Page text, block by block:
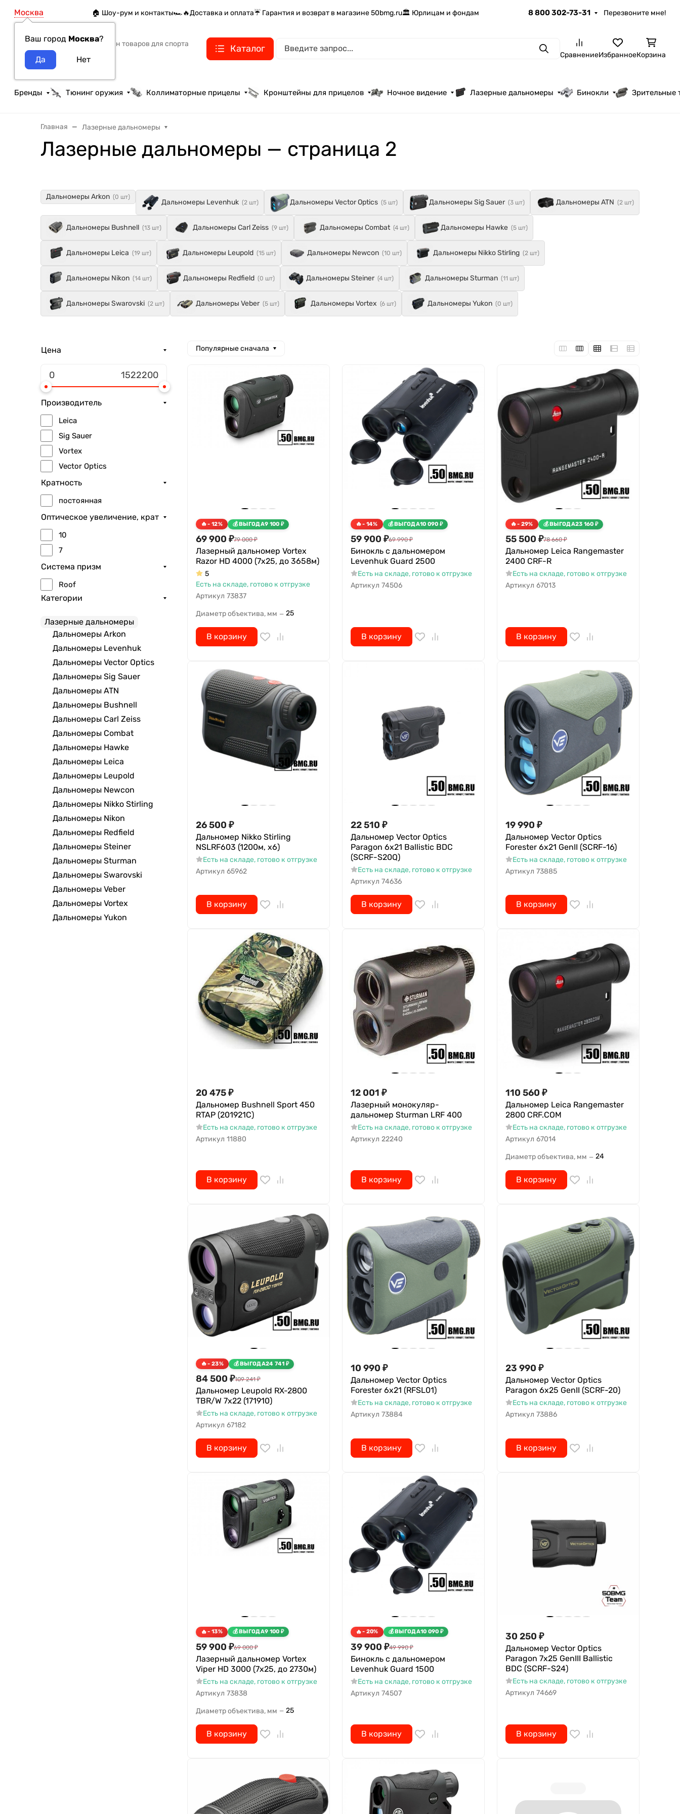
Москва
Ваш город Москва?
🏠 Шоу-рум и контакты🏎️🔥Доставка и оплата☔ Гарантия и возврат в магазине 50bmg.ru🏛️ Юрлицам и фондам 8 800 302-73-31 Перезвоните мне!
Интернет-магазин товаров для спорта
тактики и охоты
Каталог ПоискСравнениеИзбранноеКорзина
Бренды Тюнинг оружия Коллиматорные прицелы Кронштейны для прицелов Ночное видение Лазерные дальномеры Бинокли Зрительные
Главная Лазерные дальномеры
Лазерные дальномеры — страница 2
Дальномеры Arkon (0 шт)
Дальномеры Levenhuk (2 шт) Дальномеры Vector Optics (5 шт) Дальномеры Sig Sauer(3 шт) Дальномеры ATN (2 шт)
Дальномеры Bushnell (13 шт) Дальномеры Carl Zeiss (9 шт) Дальномеры Combat (4 шт) Дальномеры Hawke (5 шт)
Дальномеры Leica (19 шт) Дальномеры Leupold (15 шт) Дальномеры Newcon (10 шт) Дальномеры Nikko Stirling (2 шт)
Дальномеры Nikon (14 шт) Дальномеры Redfield (0 шт) Дальномеры Steiner(4 шт) Дальномеры Sturman (11 шт)
Дальномеры Swarovski (2 шт) Дальномеры Veber(5 шт) Дальномеры Vortex (6 шт) Дальномеры Yukon (0 шт)
Цена
Производитель
Leica
Sig Sauer
Vortex
Vector Optics
Кратность
постоянная
Оптическое увеличение, крат
10
7
Система призм
Roof
Категории
Лазерные дальномеры
Дальномеры Arkon
Дальномеры Levenhuk
Дальномеры Vector Optics
Дальномеры Sig Sauer
Дальномеры ATN
Дальномеры Bushnell
Дальномеры Carl Zeiss
Дальномеры Combat
Дальномеры Hawke
Дальномеры Leica
Дальномеры Leupold
Дальномеры Newcon
Дальномеры Nikko Stirling
Дальномеры Nikon
Дальномеры Redfield
Дальномеры Steiner
Дальномеры Sturman
Дальномеры Swarovski
Дальномеры Veber
Дальномеры Vortex
Дальномеры Yukon
Популярные сначала
- 12% ВЫГОДА9 100 ₽
69 900 ₽79 000 ₽
Лазерный дальномер Vortex
Razor HD 4000 (7x25, до 3658м)
5
Есть на складе, готово к отгрузке
Артикул 73837
Диаметр объектива, мм — 25
В корзину
- 14% ВЫГОДА10 090 ₽
59 900 ₽69 990 ₽
Бинокль с дальномером
Levenhuk Guard 2500
Есть на складе, готово к отгрузке
Артикул 74506
В корзину
- 29% ВЫГОДА23 160 ₽
55 500 ₽78 660 ₽
Дальномер Leica Rangemaster
2400 CRF-R
Есть на складе, готово к отгрузке
Артикул 67013
В корзину
26 500 ₽
Дальномер Nikko Stirling
NSLRF603 (1200м, х6)
Есть на складе, готово к отгрузке
Артикул 65962
В корзину
22 510 ₽
Дальномер Vector Optics
Paragon 6x21 Ballistic BDC
(SCRF-S20Q)
Есть на складе, готово к отгрузке
Артикул 74636
В корзину
19 990 ₽
Дальномер Vector Optics
Forester 6x21 GenII (SCRF-16)
Есть на складе, готово к отгрузке
Артикул 73885
В корзину
20 475₽
Дальномер Bushnell Sport 450
RTAP (201921C)
Есть на складе, готово к отгрузке
Артикул 11880
В корзину
12 001 ₽
Лазерный монокуляр-
дальномер Sturman LRF 400
Есть на складе, готово к отгрузке
Артикул 22240
В корзину
110 560 ₽
Дальномер Leica Rangemaster
2800 CRF.COM
Есть на складе, готово к отгрузке
Артикул 67014
Диаметр объектива, мм — 24
В корзину
- 23% ВЫГОДА24 741 ₽
84 500 ₽109 241 ₽
Дальномер Leupold RX-2800
TBR/W 7х22 (171910)
Есть на складе, готово к отгрузке
Артикул 67182
В корзину
10 990 ₽
Дальномер Vector Optics
Forester 6x21 (RFSL01)
Есть на складе, готово к отгрузке
Артикул 73884
В корзину
23 990 ₽
Дальномер Vector Optics
Paragon 6x25 GenII (SCRF-20)
Есть на складе, готово к отгрузке
Артикул 73886
В корзину
- 13% ВЫГОДА9 100 ₽
59 900 ₽69 000 ₽
Лазерный дальномер Vortex
Viper HD 3000 (7x25, до 2730м)
Есть на складе, готово к отгрузке
Артикул 73838
Диаметр объектива, мм — 25
В корзину
- 20% ВЫГОДА10 090 ₽
39 900 ₽49 990 ₽
Бинокль с дальномером
Levenhuk Guard 1500
Есть на складе, готово к отгрузке
Артикул 74507
В корзину
30 250 ₽
Дальномер Vector Optics
Paragon 7x25 GenIII Ballistic
BDC (SCRF-S24)
Есть на складе, готово к отгрузке
Артикул 74669
В корзину